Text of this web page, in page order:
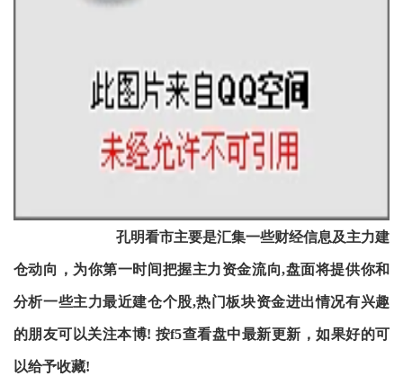
孔明看市主要是汇集一些财经信息及主力建
仓动向，为你第一时间把握主力资金流向,盘面将提供你和
分析一些主力最近建仓个股,热门板块资金进出情况有兴趣
的朋友可以关注本博! 按f5查看盘中最新更新，如果好的可
以给予收藏!